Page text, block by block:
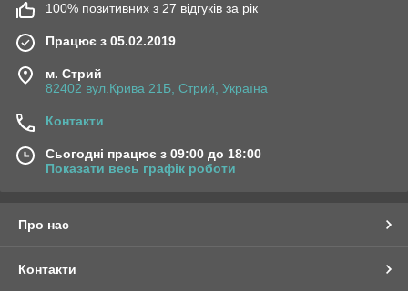
100% позитивних з 27 відгуків за рік
Працює з 05.02.2019
м. Стрий
82402 вул.Крива 21Б, Стрий, Україна
Контакти
Сьогодні працює з 09:00 до 18:00
Показати весь графік роботи
Про нас
Контакти